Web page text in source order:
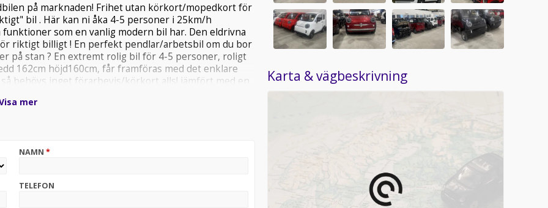
på marknaden! Frihet utan körkort/mopedkort för
bil . Här kan ni åka 4-5 personer i 25km/h
som en vanlig modern bil har. Den eldrivna
riktigt billigt ! En perfekt pendlar/arbetsbil om du bor
på stan ? En extremt rolig bil för 4-5 personer, roligt
162cm höjd160cm, får framföras med det enklare
behövs inget förarbevis/körkort alls! jämfört med en
sitt körkort eller aldrig tagit något! Flakstorlek L B
Färger: svart, vit utrustning: Ramuppbyggt
LED-bakljus Kupévärme Defroster Stereo med
till Bensin generator under huven på hela 3500watt
tar! Kör upp till 15 mil på en tank (4 liter) och fulla
mer
NAMN *
TELEFON
Karta & vägbeskrivning